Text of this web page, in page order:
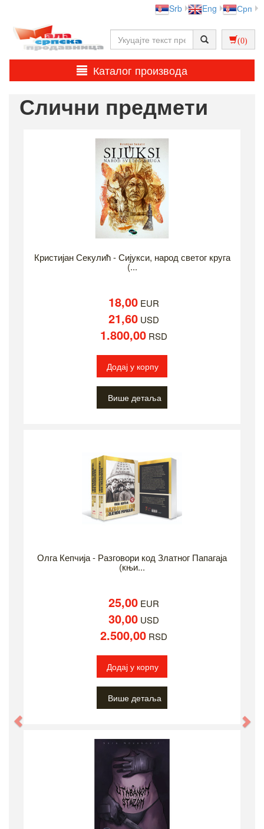
Srb Eng Срп
(0)
Каталог производа
Слични предмети
Кристијан Секулић - Сијукси, народ светог круга
(...
18,00EUR
21,60USD
1.800,00RSD
Додај у корпу
Више детаља
Олга Кепчија - Разговори код Златног Папагаја
(књи...
25,00EUR
30,00USD
2.500,00RSD
Додај у корпу
Више детаља